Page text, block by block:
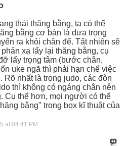
thái thăng bằng, ta có thể
bằng cơ bản là đưa trọng
ra khỏi chân đế. Tất nhiên sẽ
xạ lấy lại thăng bằng, cụ
lấy trọng tâm (bước chân,
uke ngã thì phải hạn chế việc
Rõ nhất là trong judo, các đòn
thì không có ngáng chân nên
Cụ thể hơn, mọi người có thể
bằng" trong box kĩ thuật của
at 04:41 PM .